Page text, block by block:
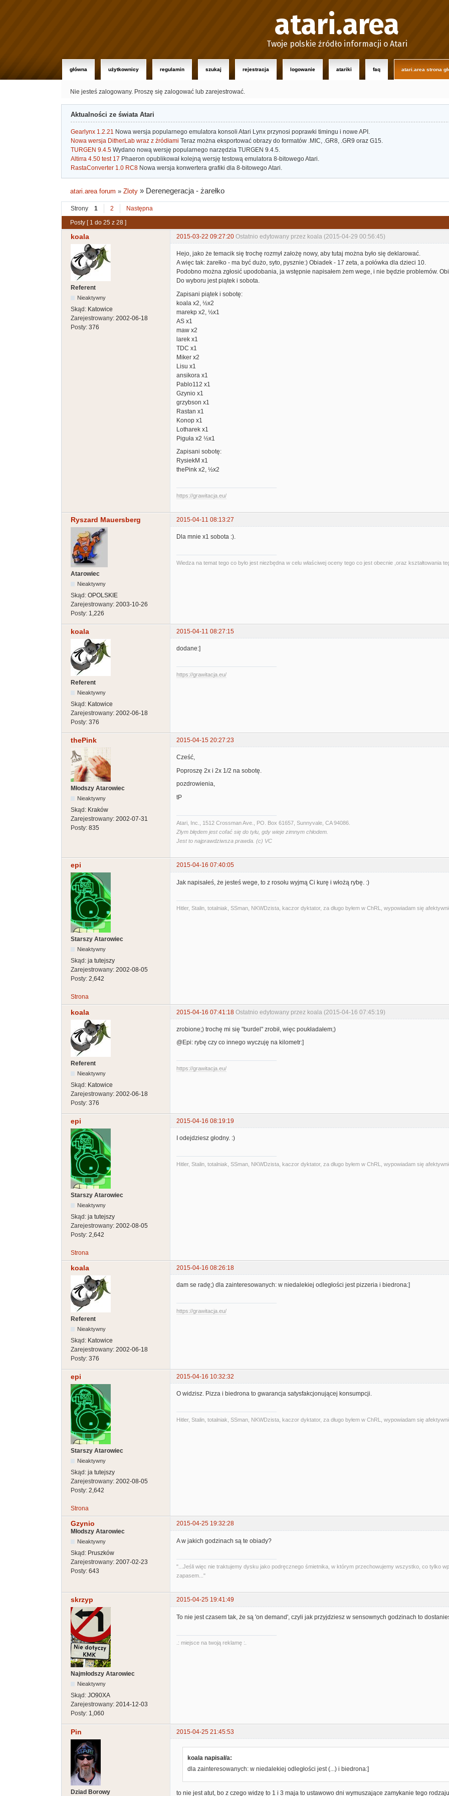
atari.area
Twoje polskie źródło informacji o Atari
główna użytkownicy regulamin szukaj rejestracja logowanie atariki faq atari.area strona
Nie jesteś zalogowany. Proszę się zalogować lub zarejestrować.
Aktualności ze świata Atari
Gearlynx 1.2.21 Nowa wersja popularnego emulatora konsoli Atari Lynx przynosi poprawki timingu i nowe API.
Nowa wersja DitherLab wraz z źródłami Teraz można eksportować obrazy do formatów .MIC, .GR8, .GR9 oraz G15.
TURGEN 9.4.5 Wydano nową wersję popularnego narzędzia TURGEN 9.4.5.
Altirra 4.50 test 17 Phaeron opublikował kolejną wersję testową emulatora 8-bitowego Atari.
RastaConverter 1.0 RC8 Nowa wersja konwertera grafiki dla 8-bitowego Atari.
atari.area forum »Zloty » Derenegeracja - żarełko
Strony 1 2
Następna
Posty [ 1 do 25 z 28 ]
koala 2015-03-22 09:27:20 Ostatnio edytowany przez koala (2015-04-29 00:56:45)
Referent
Nieaktywny
Skąd: Katowice
Zarejestrowany: 2002-06-18
Posty: 376
Hejo, jako że temacik się trochę rozmył założę nowy, aby tutaj można było się deklarować.
A więc tak: żarełko - ma być dużo, syto, pysznie:) Obiadek - 17 zeta, a połówka dla dzieci 10.
Podobno można zgłosić upodobania, ja wstępnie napisałem żem wege, i nie będzie problemów.
Do wyboru jest piątek i sobota.
Zapisani piątek i sobotę:
koala x2, ½x2
marekp x2, ½x1
AS x1
maw x2
larek x1
TDC x1
Miker x2
Lisu x1
ansikora x1
Pablo112 x1
Gzynio x1
grzybson x1
Rastan x1
Konop x1
Lotharek x1
Piguła x2 ½x1
Zapisani sobotę:
RysiekM x1
thePink x2, ½x2
https://grawitacja.eu/
Ryszard Mauersberg 2015-04-11 08:13:27
Atarowiec
Nieaktywny
Skąd: OPOLSKIE
Zarejestrowany: 2003-10-26
Posty: 1,226
Dla mnie x1 sobota :).
Wiedza na temat tego co było jest niezbędna w celu właściwej oceny tego co jest obecnie ,oraz kształtowania
koala 2015-04-11 08:27:15
Referent
Nieaktywny
Skąd: Katowice
Zarejestrowany: 2002-06-18
Posty: 376
dodane:]
https://grawitacja.eu/
thePink 2015-04-15 20:27:23
Młodszy Atarowiec
Nieaktywny
Skąd: Kraków
Zarejestrowany: 2002-07-31
Posty: 835
Cześć,
Poproszę 2x i 2x 1/2 na sobotę.
pozdrowienia,
tP
Atari, Inc., 1512 Crossman Ave., PO. Box 61657, Sunnyvale, CA 94086.
Złym błędem jest cofać się do tyłu, gdy wieje zimnym chłodem.
Jest to najprawdziwsza prawda. (c) VC
epi 2015-04-16 07:40:05
Starszy Atarowiec
Nieaktywny
Skąd: ja tutejszy
Zarejestrowany: 2002-08-05
Posty: 2,642
Jak napisałeś, że jesteś wege, to z rosołu wyjmą Ci kurę i włożą rybę. :)
Hitler, Stalin, totalniak, SSman, NKWDzista, kaczor dyktator, za długo byłem w ChRL, wypowiadam się
Strona
koala 2015-04-16 07:41:18 Ostatnio edytowany przez koala (2015-04-16 07:45:19)
Referent
Nieaktywny
Skąd: Katowice
Zarejestrowany: 2002-06-18
Posty: 376
zrobione;) trochę mi się "burdel" zrobił, więc poukładałem;)
@Epi: rybę czy co innego wyczuję na kilometr:]
https://grawitacja.eu/
epi 2015-04-16 08:19:19
Starszy Atarowiec
Nieaktywny
Skąd: ja tutejszy
Zarejestrowany: 2002-08-05
Posty: 2,642
I odejdziesz głodny. :)
Hitler, Stalin, totalniak, SSman, NKWDzista, kaczor dyktator, za długo byłem w ChRL, wypowiadam się
Strona
koala 2015-04-16 08:26:18
Referent
Nieaktywny
Skąd: Katowice
Zarejestrowany: 2002-06-18
Posty: 376
dam se radę;) dla zainteresowanych: w niedalekiej odległości jest pizzeria i biedrona:]
https://grawitacja.eu/
epi 2015-04-16 10:32:32
Starszy Atarowiec
Nieaktywny
Skąd: ja tutejszy
Zarejestrowany: 2002-08-05
Posty: 2,642
O widzisz. Pizza i biedrona to gwarancja satysfakcjonującej konsumpcji.
Hitler, Stalin, totalniak, SSman, NKWDzista, kaczor dyktator, za długo byłem w ChRL, wypowiadam się
Strona
Gzynio
2015-04-25 19:32:28
Młodszy Atarowiec
Nieaktywny
Skąd: Pruszków
Zarejestrowany: 2007-02-23
Posty: 643
A w jakich godzinach są te obiady?
"...Jeśli więc nie traktujemy dysku jako podręcznego śmietnika, w którym przechowujemy wszystko, co tylko
zapasem..."
skrzyp 2015-04-25 19:41:49
Najmłodszy Atarowiec
Nieaktywny
Skąd: JO90XA
Zarejestrowany: 2014-12-03
Posty: 1,060
To nie jest czasem tak, że są 'on demand', czyli jak przyjdziesz w sensownych godzinach to
.: miejsce na twoją reklamę :.
Pin 2015-04-25 21:45:53
Dziad Borowy
koala napisał/a:
dla zainteresowanych: w niedalekiej odległości jest (...) i biedrona:]
to nie jest atut, bo z czego widzę to 1 i 3 maja to ustawowo dni wymuszające zamykanie tego